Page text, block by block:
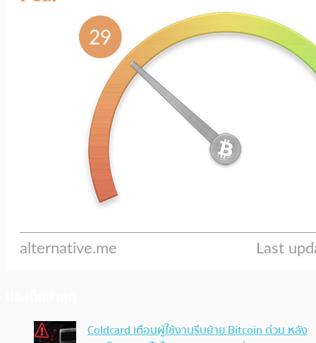
Coldcard เตือนผู้ใช้งานรีบย้าย Bitcoin ด่วน หลัง